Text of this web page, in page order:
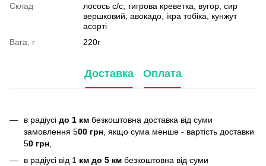
Склад
лосось с/с, тигрова креветка, вугор, сир
вершковий, авокадо, ікра тобіка, кунжут
асорті
Вага, г
220г
Доставка Оплата
в радіусі до 1 км безкоштовна доставка від суми
замовлення 500 грн , якщо сума менше - вартість доставки
50 грн
в радіусі від 1 км до 5 км безкоштовна від суми